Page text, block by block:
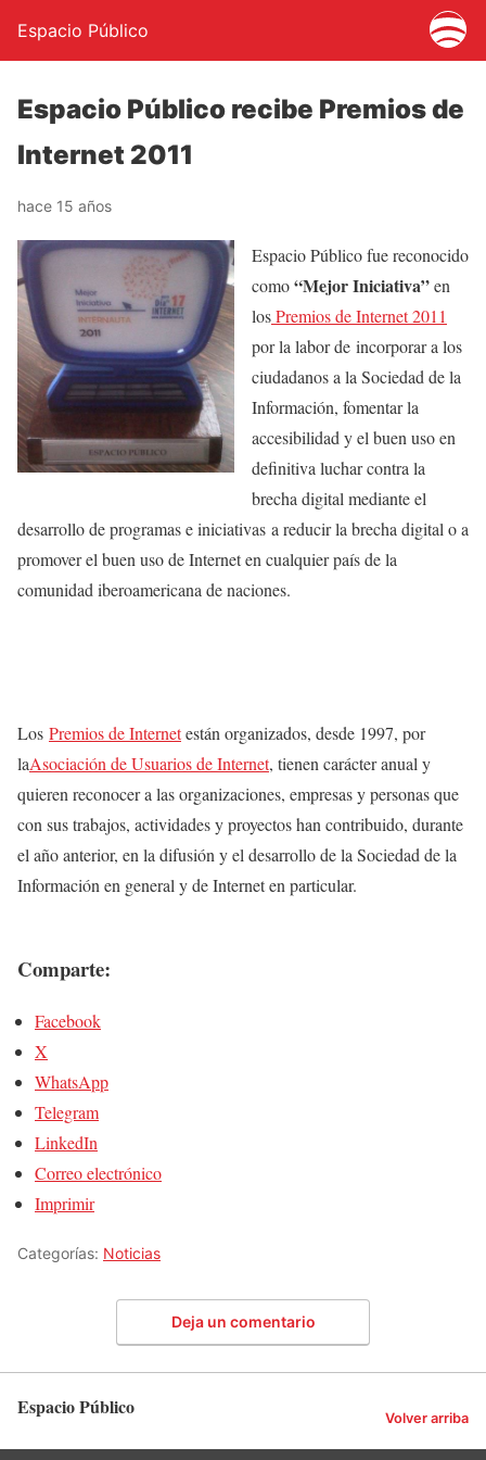
Espacio Público
Espacio Público recibe Premios de
Internet 2011
hace 15 años
Espacio Público fue reconocido
como“Mejor Iniciativa”en
losPremios de Internet 2011
por la labor de incorporar a los
ciudadanos a la Sociedad de la
Información, fomentar la
accesibilidad y el buen uso en
definitiva luchar contra la
brecha digital mediante el
desarrollo de programas e iniciativas a reducir la brecha digital o a
promover el buen uso de Internet en cualquier país de la
comunidad iberoamericana de naciones.
Los Premios de Internetestán organizados, desde 1997, por
laAsociación de Usuarios de Internet, tienen carácter anual y
quieren reconocer a las organizaciones, empresas y personas que
con sus trabajos, actividades y proyectos han contribuido, durante
el año anterior, en la difusión y el desarrollo de la Sociedad de la
Información en general y de Internet en particular.
Comparte:
Facebook
X
WhatsApp
Telegram
LinkedIn
Correo electrónico
Imprimir
Categorías: Noticias
Deja un comentario
Espacio Público Volver arriba